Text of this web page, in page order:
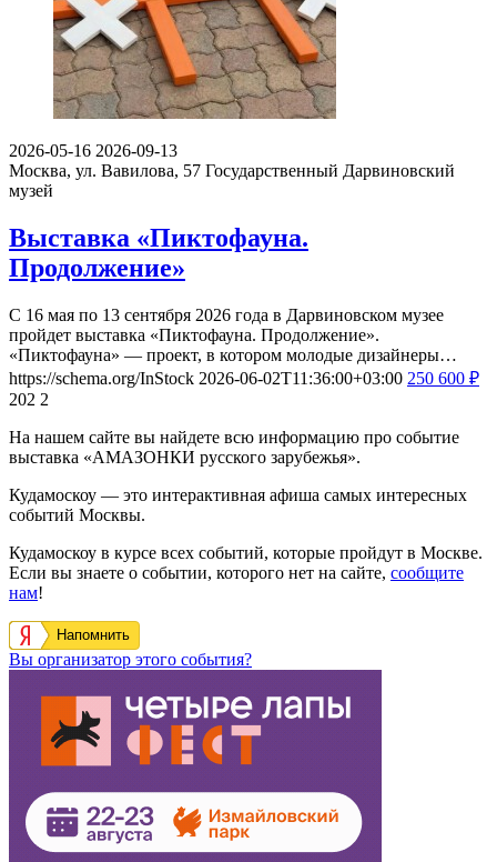
2026-05-16 2026-09-13
Москва, ул. Вавилова, 57 Государственный Дарвиновский
музей
Выставка «Пиктофауна.
Продолжение»
С 16 мая по 13 сентября 2026 года в Дарвиновском музее
пройдет выставка «Пиктофауна. Продолжение».
«Пиктофауна» — проект, в котором молодые дизайнеры…
https://schema.org/InStock 2026-06-02T11:36:00+03:00 250 600 ₽
202 2
На нашем сайте вы найдете всю информацию про событие
выставка «АМАЗОНКИ русского зарубежья».
Кудамоскоу — это интерактивная афиша самых интересных
событий Москвы.
Кудамоскоу в курсе всех событий, которые пройдут в Москве.
Если вы знаете о событии, которого нет на сайте, сообщите
нам!
Напомнить
Вы организатор этого события?